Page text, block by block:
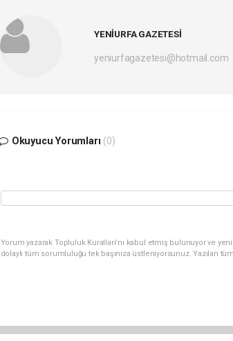
YENİURFA GAZETESİ
yeniurfagazetesi@hotmail.com
Okuyucu Yorumları (0)
Yorum yazarak Topluluk Kuralları’nı kabul etmiş bulunuyor ve
dolaylı tüm sorumluluğu tek başınıza üstleniyorsunuz. Yazılan